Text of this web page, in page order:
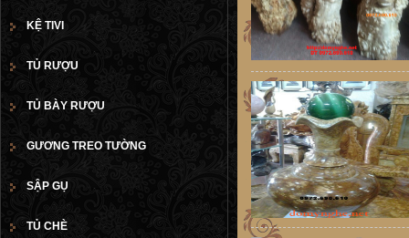
KỆ TIVI
TỦ RƯỢU
TỦ BÀY RƯỢU
GƯƠNG TREO TƯỜNG
SẬP GỤ
TỦ CHÈ